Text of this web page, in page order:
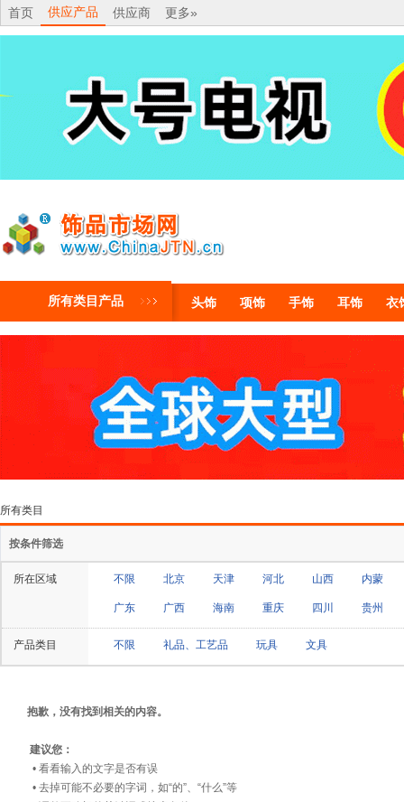
首页 供应产品 供应商 更多»
所有类目产品 头饰 项饰 手饰 耳饰 衣
所有类目
按条件筛选
所在区域 不限 北京 天津 河北 山西 内蒙
广东 广西 海南 重庆 四川 贵州
产品类目 不限 礼品、工艺品 玩具 文具
抱歉，没有找到相关的内容。
建议您：
• 看看输入的文字是否有误
• 去掉可能不必要的字词，如“的”、“什么”等